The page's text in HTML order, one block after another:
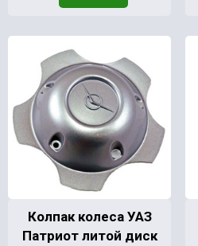
Колпак колеса УАЗ
Патриот литой диск